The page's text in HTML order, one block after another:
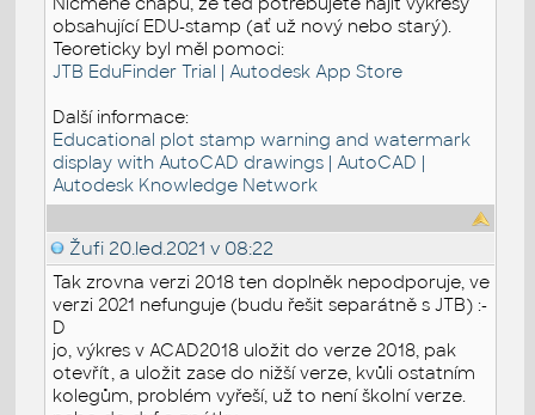
obsahující EDU-stamp (ať už nový nebo starý).
Teoreticky byl měl pomoci:
JTB EduFinder Trial | Autodesk App Store
Další informace:
Educational plot stamp warning and watermark
display with AutoCAD drawings | AutoCAD |
Autodesk Knowledge Network
Žufi 20.led.2021 v 08:22
Tak zrovna verzi 2018 ten doplněk nepodporuje, ve
verzi 2021 nefunguje (budu řešit separátně s JTB) :-
D
jo, výkres v ACAD2018 uložit do verze 2018, pak
otevřít, a uložit zase do nižší verze, kvůli ostatním
kolegům, problém vyřeší, už to není školní verze.